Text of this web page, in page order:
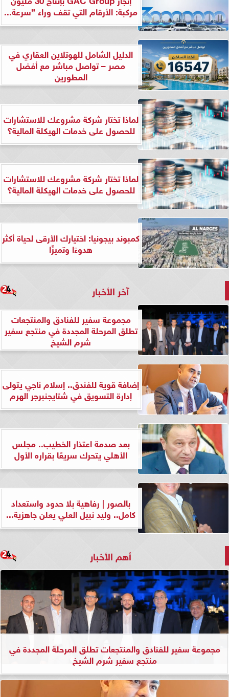
مركبة: الأرقام التي تقف وراء ”سرعة...
الدليل الشامل للهوتلاين العقاري في
مصر – تواصل مباشر مع أفضل
المطورين
لماذا تختار شركة مشروعك للاستشارات
للحصول على خدمات الهيكلة المالية؟
لماذا تختار شركة مشروعك للاستشارات
للحصول على خدمات الهيكلة المالية؟
كمبوند بيجونيا: اختيارك الأرقى لحياة أكثر
هدوءًا وتميزًا
آخر الأخبار
مجموعة سفير للفنادق والمنتجعات
تطلق المرحلة المجددة في منتجع سفير
شرم الشيخ
إضافة قوية للفندق.. إسلام ناجي يتولى
إدارة التسويق في شتايجنبرجر الهرم
بعد صدمة اعتذار الخطيب.. مجلس
الأهلي يتحرك سريعًا بقراره الأول
بالصور | رفاهية بلا حدود واستعداد
كامل.. وليد نبيل العلي يعلن جاهزية...
أهم الأخبار
مجموعة سفير للفنادق والمنتجعات تطلق المرحلة المجددة في
منتجع سفير شرم الشيخ